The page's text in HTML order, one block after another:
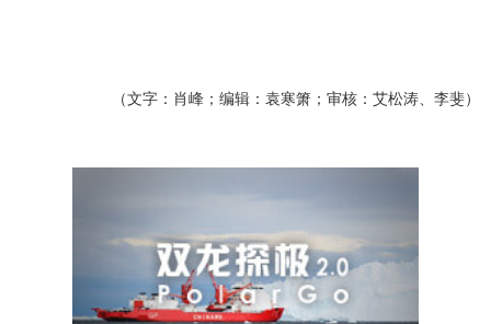
（文字：肖峰；编辑：袁寒箫；审核：艾松涛、李斐）